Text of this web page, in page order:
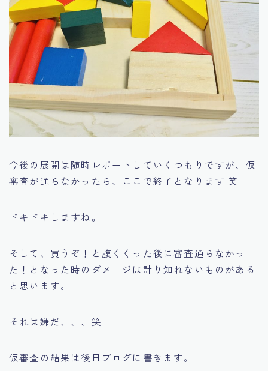
今後の展開は随時レポートしていくつもりですが、仮
審査が通らなかったら、ここで終了となります 笑
ドキドキしますね。
そして、買うぞ！と腹くくった後に審査通らなかっ
た！となった時のダメージは計り知れないものがある
と思います。
それは嫌だ、、、笑
仮審査の結果は後日ブログに書きます。